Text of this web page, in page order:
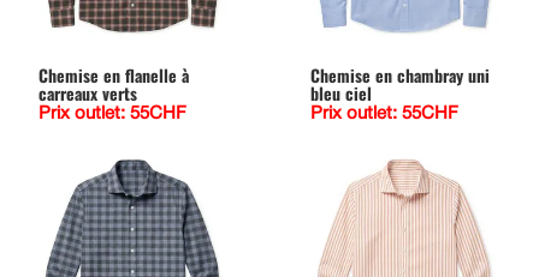
Chemise en flanelle à
carreaux verts
Prix outlet: 55CHF
Chemise en chambray uni
bleu ciel
Prix outlet: 55CHF